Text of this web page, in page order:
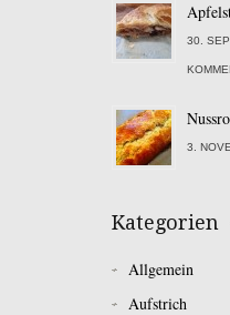
30.
3.
Kategorien
Allgemein
Aufstrich